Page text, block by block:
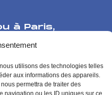
utilisons des technologies telles
aux informations des appareils.
permettra de traiter des
navigation ou les ID uniques sur ce
à Paris,